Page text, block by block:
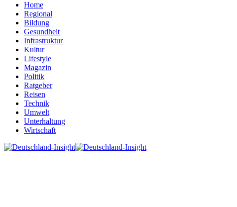
Home
Regional
Bildung
Gesundheit
Infrastruktur
Kultur
Lifestyle
Magazin
Politik
Ratgeber
Reisen
Technik
Umwelt
Unterhaltung
Wirtschaft